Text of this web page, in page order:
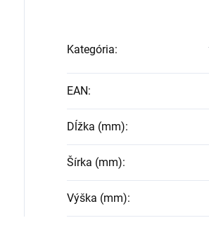
Kategória:
EAN:
Dĺžka (mm):
Šírka (mm):
Výška (mm):